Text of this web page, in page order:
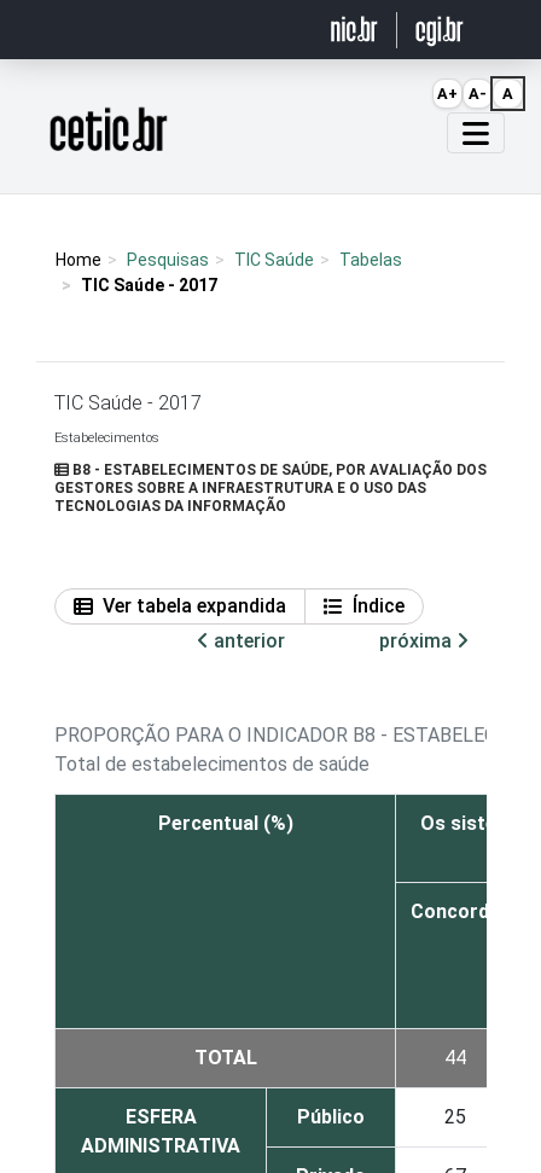
Página inicial
Home Pesquisas TIC Saúde
Tabelas
TIC Saúde - 2017
TIC Saúde - 2017
Estabelecimentos
B8 - ESTABELECIMENTOS DE SAÚDE, POR AVALIAÇÃO DOS
GESTORES SOBRE A INFRAESTRUTURA E O USO DAS
TECNOLOGIAS DA INFORMAÇÃO
Ver tabela expandida
Índice
anterior
próxima
PROPORÇÃO PARA O INDICADOR B8 -
Total de estabelecimentos de saúde
Percentual (%) Os
Concorda
TOTAL 44
ESFERA
ADMINISTRATIVA
Público 25
A+ A- A